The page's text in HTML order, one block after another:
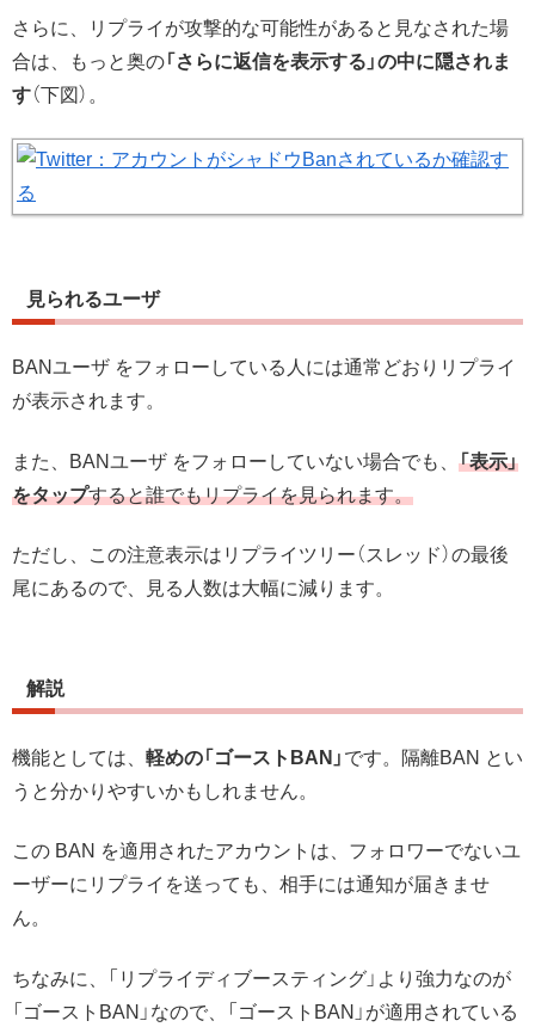
さらに、リプライが攻撃的な可能性があると見なされた場
合は、もっと奥の「さらに返信を表示する」の中に隠されま
す（下図）。
見られるユーザ
BANユーザ をフォローしている人には通常どおりリプライ
が表示されます。
また、BANユーザ をフォローしていない場合でも、 「表示」
をタップすると誰でもリプライを見られます。
ただし、この注意表示はリプライツリー（スレッド）の最後
尾にあるので、見る人数は大幅に減ります。
解説
機能としては、 軽めの「ゴーストBAN」 です。隔離BAN とい
うと分かりやすいかもしれません。
この BAN を適用されたアカウントは、フォロワーでないユ
ーザーにリプライを送っても、相手には通知が届きませ
ん。
ちなみに、「リプライディブースティング」より強力なのが
「ゴーストBAN」なので、「ゴーストBAN」が適用されている